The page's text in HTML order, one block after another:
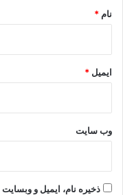
نام *
ایمیل *
وب‌ سایت
ذخیره نام، ایمیل و